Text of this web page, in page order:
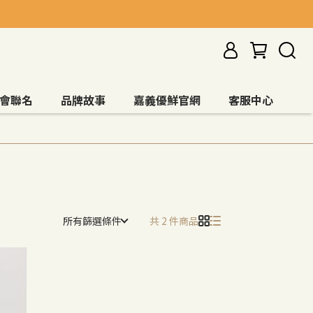
聯名 品牌故事 嘉義優鮮官網 客服中心
所有篩選條件 共 2 件商品